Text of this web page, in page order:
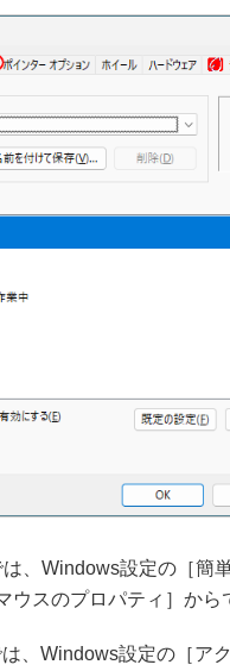
、Windows設定の［簡
ウスのプロパティ］から
、Windows設定の［ア